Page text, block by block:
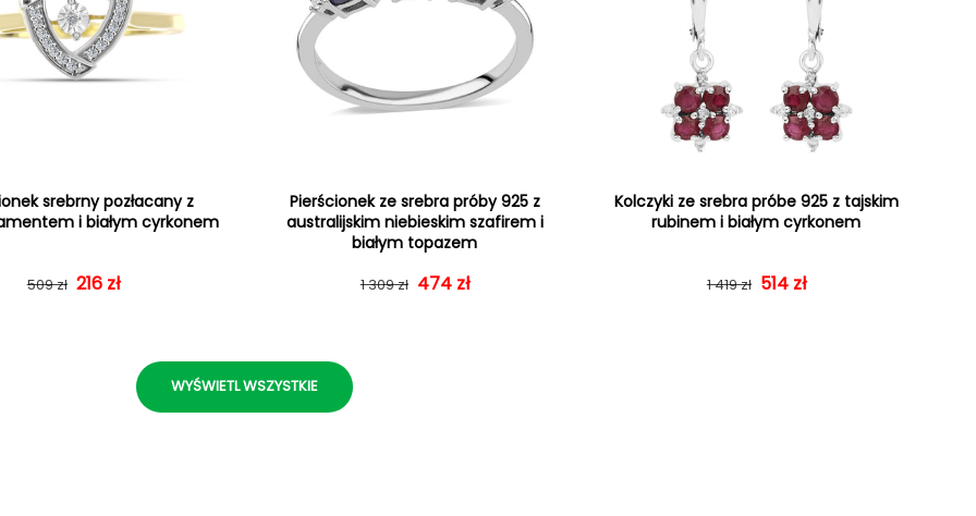
srebrny pozłacany z
i białym cyrkonem
Cena regularna
509 zł Cena sprzedaży
216 zł
Pierścionek ze srebra próby 925 z
australijskim niebieskim szafirem i
białym topazem
Cena regularna
1 309 zł Cena sprzedaży
474 zł
Kolczyki ze srebra próbe 925 z tajskim
rubinem i białym cyrkonem
Cena regularna
1 419 zł Cena sprzedaży
514 zł
WYŚWIETL WSZYSTKIE